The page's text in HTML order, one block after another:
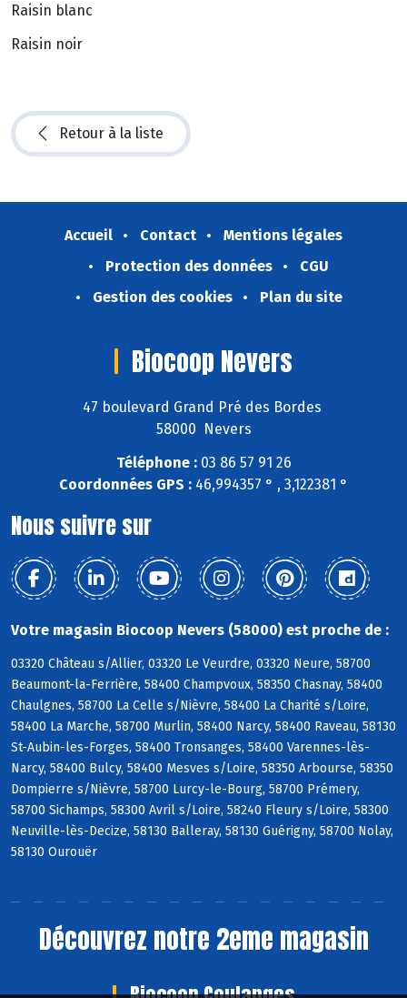
Raisin blanc
Raisin noir
Retour à la liste
Accueil Contact
Mentions légales
Protection des données
CGU
Gestion des cookies
Plan du site
Biocoop Nevers
47 boulevard Grand Pré des Bordes
58000 Nevers
Téléphone :03 86 57 91 26
Coordonnées GPS : 46,994357 ° , 3,122381 °
Nous suivre sur
Votre magasin Biocoop Nevers (58000) est proche de :
03320 Château s/Allier, 03320 Le Veurdre, 03320 Neure, 58700
Beaumont-la-Ferrière, 58400 Champvoux, 58350 Chasnay, 58400
Chaulgnes, 58700 La Celle s/Nièvre, 58400 La Charité s/Loire,
58400 La Marche, 58700 Murlin, 58400 Narcy, 58400 Raveau, 58130
St-Aubin-les-Forges, 58400 Tronsanges, 58400 Varennes-lès-
Narcy, 58400 Bulcy, 58400 Mesves s/Loire, 58350 Arbourse, 58350
Dompierre s/Nièvre, 58700 Lurcy-le-Bourg, 58700 Prémery,
58700 Sichamps, 58300 Avril s/Loire, 58240 Fleury s/Loire, 58300
Neuville-lès-Decize, 58130 Balleray, 58130 Guérigny, 58700 Nolay,
58130 Ourouër
Découvrez notre 2eme magasin